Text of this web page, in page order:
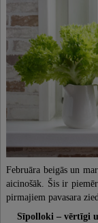
Sports
Mode un stils
Uzņēmējdarbība
Tehnoloģijas,
Lauksaimniecība
Mājdzīvnieki un
Februāra beigās un
aicinošāk. Šis ir
pirmajiem pavasara
Sīpolloki – vērtīgi